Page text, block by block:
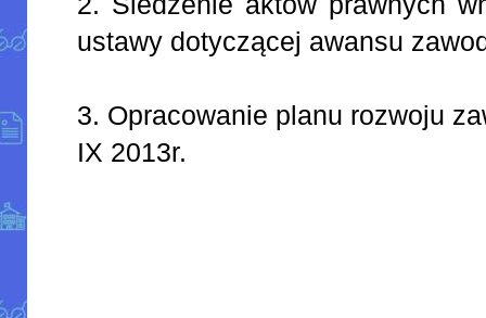
ustawy dotyczącej awansu
3. Opracowanie planu rozwoju
IX 2013r.